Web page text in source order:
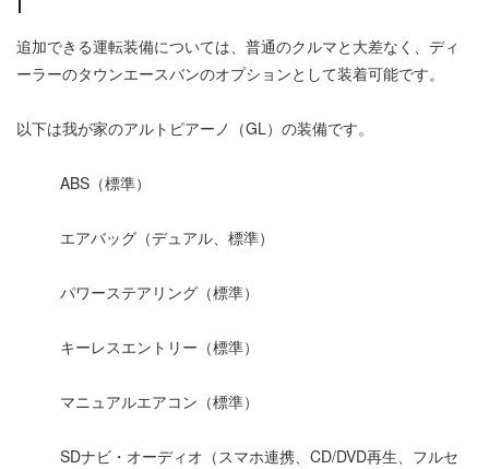
追加できる運転装備については、普通のクルマと大差なく、ディ
ーラーのタウンエースバンのオプションとして装着可能です。
以下は我が家のアルトピアーノ（GL）の装備です。
ABS（標準）
エアバッグ（デュアル、標準）
パワーステアリング（標準）
キーレスエントリー（標準）
マニュアルエアコン（標準）
SDナビ・オーディオ（スマホ連携、CD/DVD再生、フルセ